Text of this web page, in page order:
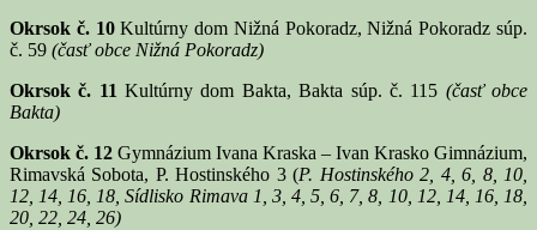
Okrsok č. 10Kultúrny dom Nižná Pokoradz, Nižná Pokoradz súp.
č. 59 (časť obce Nižná Pokoradz)
Okrsok č. 11 Kultúrny dom Bakta, Bakta súp. č. 115 (časť obce
Bakta)
Okrsok č. 12 Gymnázium Ivana Kraska – Ivan Krasko Gimnázium,
Rimavská Sobota, P. Hostinského 3 (P. Hostinského 2, 4, 6, 8, 10,
12, 14, 16, 18, Sídlisko Rimava 1, 3, 4, 5, 6, 7, 8, 10, 12, 14, 16, 18,
20, 22, 24, 26)